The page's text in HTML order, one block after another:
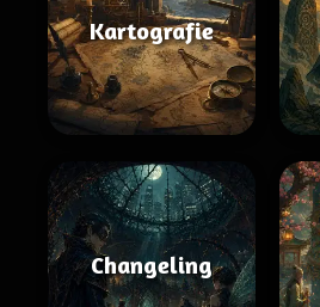
Kartografie
Changeling